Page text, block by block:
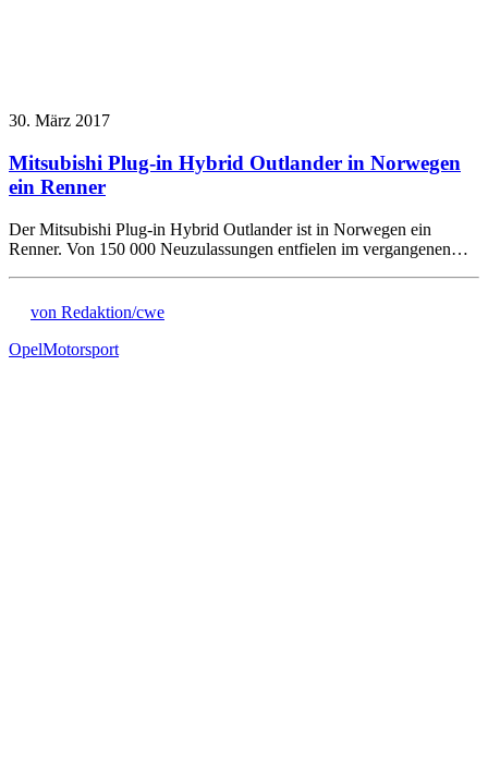
30. März 2017
Mitsubishi Plug-in Hybrid Outlander in Norwegen
ein Renner
Der Mitsubishi Plug-in Hybrid Outlander ist in Norwegen ein
Renner. Von 150 000 Neuzulassungen entfielen im vergangenen…
von Redaktion/cwe
OpelMotorsport